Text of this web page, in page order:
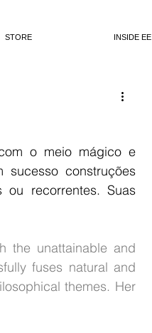
STORE INSIDE EE
o meio mágico e
construções
ou recorrentes. Suas
the unattainable and
fuses natural and
themes. Her